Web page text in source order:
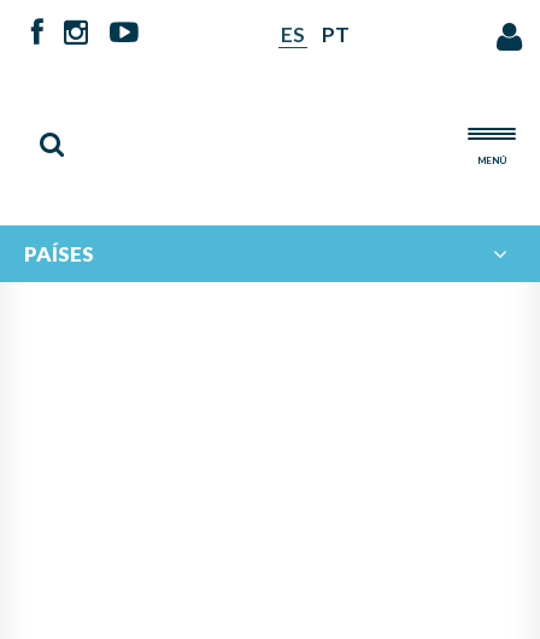
ES PT
MENÚ
PAÍSES